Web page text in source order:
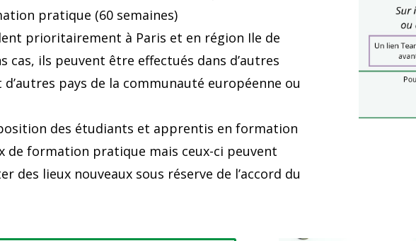
pratique (60 semaines)
prioritairement à Paris et en région Ile de
cas, ils peuvent être effectués dans d’autres
pays de la communauté européenne ou
des étudiants et apprentis en formation
de formation pratique mais ceux-ci peuvent
des lieux nouveaux sous réserve de l’accord du